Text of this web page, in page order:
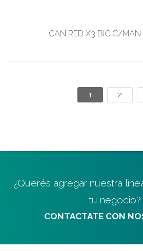
CAN RED X3 BIC C/
1 2
¿Querés agregar nuestra
tu negocio?
CONTACTATE CON